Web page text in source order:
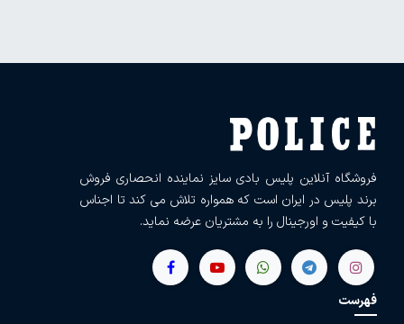
فروشگاه آنلاین پلیس بادی سایز نماینده انحصاری فروش
برند پلیس در ایران است که همواره تلاش می کند تا اجناس
با کیفیت و اورجینال را به مشتریان عرضه نماید.
فهرست